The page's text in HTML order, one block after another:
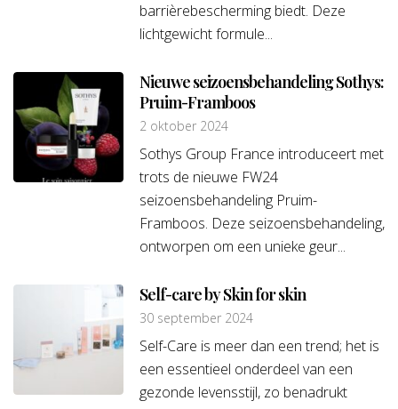
barrièrebescherming biedt. Deze
lichtgewicht formule...
Nieuwe seizoensbehandeling Sothys:
Pruim-Framboos
2 oktober 2024
Sothys Group France introduceert met
trots de nieuwe FW24
seizoensbehandeling Pruim-
Framboos. Deze seizoensbehandeling,
ontworpen om een unieke geur...
Self-care by Skin for skin
30 september 2024
Self-Care is meer dan een trend; het is
een essentieel onderdeel van een
gezonde levensstijl, zo benadrukt